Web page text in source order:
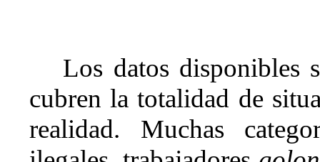
Los datos disponibles
cubren la totalidad de
realidad. Muchas